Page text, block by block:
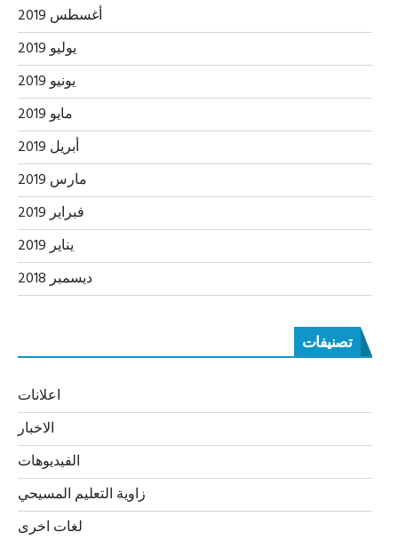
أغسطس 2019
يوليو 2019
يونيو 2019
مايو 2019
أبريل 2019
مارس 2019
فبراير 2019
يناير 2019
ديسمبر 2018
تصنيفات
اعلانات
الاخبار
الفيديوهات
زاوية التعليم المسيحي
لغات اخرى